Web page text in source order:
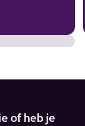
of heb je